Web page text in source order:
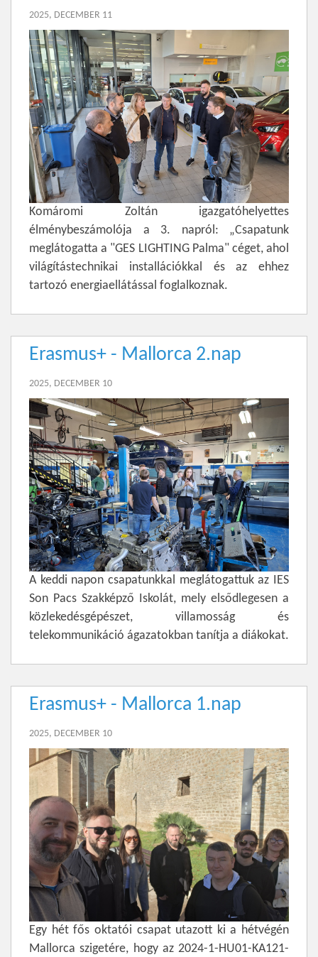
2025, DECEMBER 11
Komáromi Zoltán igazgatóhelyettes
élménybeszámolója a 3. napról: „Csapatunk
meglátogatta a "GES LIGHTING Palma" céget, ahol
világítástechnikai installációkkal és az ehhez
tartozó energiaellátással foglalkoznak.
Erasmus+ - Mallorca 2.nap
2025, DECEMBER 10
A keddi napon csapatunkkal meglátogattuk az IES
Son Pacs Szakképző Iskolát, mely elsődlegesen a
közlekedésgépészet, villamosság és
telekommunikáció ágazatokban tanítja a diákokat.
Erasmus+ - Mallorca 1.nap
2025, DECEMBER 10
Egy hét fős oktatói csapat utazott ki a hétvégén
Mallorca szigetére, hogy az 2024-1-HU01-KA121-